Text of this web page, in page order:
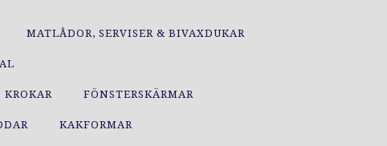
MATLÅDOR, SERVISER & BIVAXDUKAR
KROKAR FÖNSTERSKÄRMAR
KAKFORMAR